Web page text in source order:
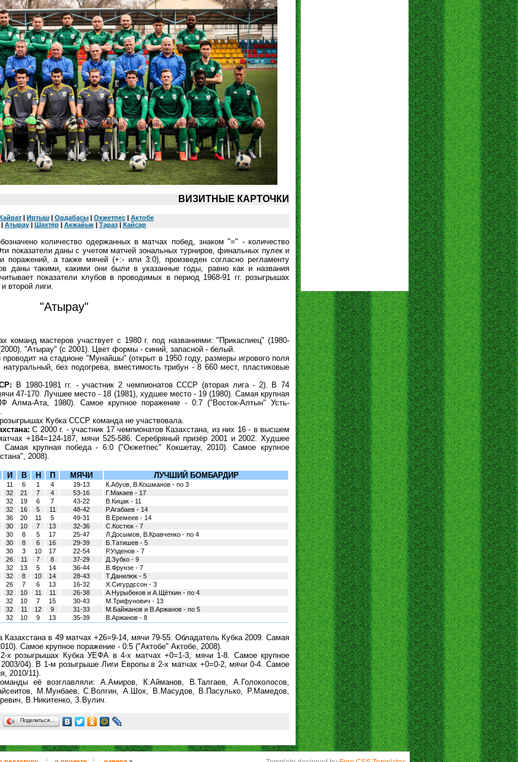
ВИЗИТНЫЕ КАРТОЧКИ
| Иртыш | Ордабасы | Окжетпес | Актобе
Атырау| Шахтёр| Акжайык| Тараз| Кайсар
количество одержанных в матчах побед, знаком "=" - количество
показатели даны с учетом матчей зональных турниров, финальных пулек и
поражений, а также мячей (+:- или 3:0), произведен согласно регламенту
даны такими, какими они были в указанные годы, равно как и названия
показатели клубов в проводимых в период 1968-91 гг. розыгрышах
второй лиги.
"Атырау"
команд мастеров участвует с 1980 г. под названиями: "Прикаспиец" (1980-
"Атырау" (с 2001). Цвет формы - синий, запасной - белый.
проводит на стадионе "Мунайшы" (открыт в 1950 году, размеры игрового поля
без подогрева, вместимость трибун - 8 660 мест, пластиковые
В 1980-1981 гг. - участник 2 чемпионатов СССР (вторая лига - 2). В 74
47-170. Лучшее место - 18 (1981), худшее место - 19 (1980). Самая крупная
Алма-Ата, 1980). Самое крупное поражение - 0:7 ("Восток-Алтын" Усть-
Кубка СССР команда не участвовала.
С 2000 г. - участник 17 чемпионатов Казахстана, из них 16 - в высшем
+184=124-187, мячи 525-586. Серебряный призёр 2001 и 2002. Худшее
крупная победа - 6:0 ("Окжетпес" Кокшетау, 2010). Самое крупное
2008).
И В Н П МЯЧИ ЛУЧШИЙ БОМБАРДИР
11 6 1 4 19-13
К.Абуов, В.Кошманов - по 3
32 21 7 4 53-16
Г.Макаев - 17
32 19 6 7 43-22
В.Кицак - 11
32 16 5 11 48-42
Р.Агабаев - 14
36 20 11 5 49-31
В.Еремеев - 14
30 10 7 13 32-36
С.Костюк - 7
30 8 5 17 25-47
Л.Досымов, В.Кравченко - по 4
30 8 6 16 29-39
Б.Татишев - 5
30 3 10 17 22-54
Р.Узденов - 7
26 11 7 8 37-29
Д.Зубко - 9
32 13 5 14 36-44
В.Фрунзе - 7
32 8 10 14 28-43
Т.Данилюк - 5
26 7 6 13 16-32
Х.Сигурдссон - 3
32 10 11 11 26-38
А.Нурыбеков и А.Щёткин - по 4
32 10 7 15 30-43
М.Трифунович - 13
32 11 12 9 31-33
М.Байжанов и В.Аржанов - по 5
32 10 9 13 35-39 В.Аржанов - 8
Казахстана в 49 матчах +26=9-14, мячи 79-55. Обладатель Кубка 2009. Самая
Самое крупное поражение - 0:5 ("Актобе" Актобе, 2008).
х розыгрышах Кубка УЕФА в 4-х матчах +0=1-3, мячи 1-8. Самое крупное
04). В 1-м розыгрыше Лиги Европы в 2-х матчах +0=0-2, мячи 0-4. Самое
2010/11).
её возглавляли: А.Амиров, К.Айманов, В.Талгаев, А.Голоколосов,
М.Мунбаев, С.Волгин, А.Шох, В.Масудов, В.Пасулько, Р.Мамедов,
В.Никитенко, З.Вулич.
Поделиться…